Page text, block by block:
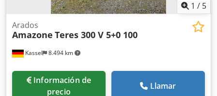
1 / 5
Kassel 8.494 km
Arados
Amazone Teres 300 V 5+0 100
Información de
precio
Llamar